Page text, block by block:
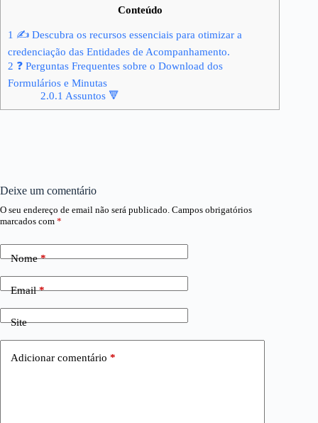
Conteúdo
1 ✍ Descubra os recursos essenciais para otimizar a
credenciação das Entidades de Acompanhamento.
2 ❓ Perguntas Frequentes sobre o Download dos
Formulários e Minutas
2.0.1 Assuntos 🔻
Deixe um comentário
O seu endereço de email não será publicado. Campos obrigatórios
marcados com *
Nome*
Email*
Site
Adicionar comentário *